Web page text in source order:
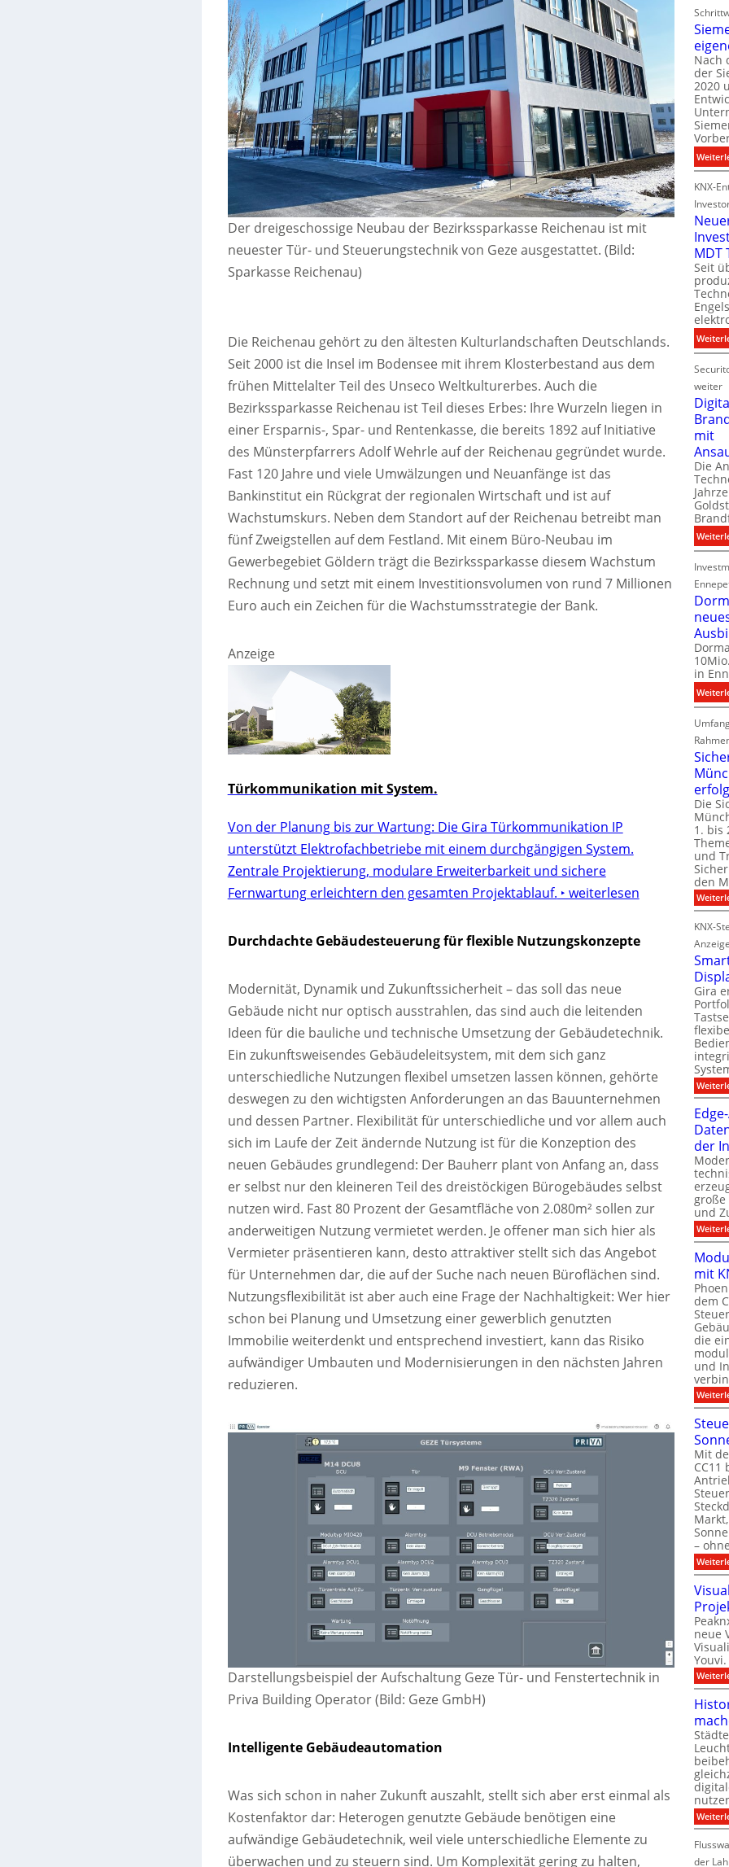
Der dreigeschossige Neubau der Bezirkssparkasse Reichenau ist mit
neuester Tür- und Steuerungstechnik von Geze ausgestattet. (Bild:
Sparkasse Reichenau)
Die Reichenau gehört zu den ältesten Kulturlandschaften Deutschlands.
Seit 2000 ist die Insel im Bodensee mit ihrem Klosterbestand aus dem
frühen Mittelalter Teil des Unseco Weltkulturerbes. Auch die
Bezirkssparkasse Reichenau ist Teil dieses Erbes: Ihre Wurzeln liegen in
einer Ersparnis-, Spar- und Rentenkasse, die bereits 1892 auf Initiative
des Münsterpfarrers Adolf Wehrle auf der Reichenau gegründet wurde.
Fast 120 Jahre und viele Umwälzungen und Neuanfänge ist das
Bankinstitut ein Rückgrat der regionalen Wirtschaft und ist auf
Wachstumskurs. Neben dem Standort auf der Reichenau betreibt man
fünf Zweigstellen auf dem Festland. Mit einem Büro-Neubau im
Gewerbegebiet Göldern trägt die Bezirkssparkasse diesem Wachstum
Rechnung und setzt mit einem Investitionsvolumen von rund 7 Millionen
Euro auch ein Zeichen für die Wachstumsstrategie der Bank.
Anzeige
Türkommunikation mit System.
Von der Planung bis zur Wartung: Die Gira Türkommunikation IP
unterstützt Elektrofachbetriebe mit einem durchgängigen System.
Zentrale Projektierung, modulare Erweiterbarkeit und sichere
Fernwartung erleichtern den gesamten Projektablauf. ‣ weiterlesen
Durchdachte Gebäudesteuerung für flexible Nutzungskonzepte
Modernität, Dynamik und Zukunftssicherheit – das soll das neue
Gebäude nicht nur optisch ausstrahlen, das sind auch die leitenden
Ideen für die bauliche und technische Umsetzung der Gebäudetechnik.
Ein zukunftsweisendes Gebäudeleitsystem, mit dem sich ganz
unterschiedliche Nutzungen flexibel umsetzen lassen können, gehörte
deswegen zu den wichtigsten Anforderungen an das Bauunternehmen
und dessen Partner. Flexibilität für unterschiedliche und vor allem auch
sich im Laufe der Zeit ändernde Nutzung ist für die Konzeption des
neuen Gebäudes grundlegend: Der Bauherr plant von Anfang an, dass
er selbst nur den kleineren Teil des dreistöckigen Bürogebäudes selbst
nutzen wird. Fast 80 Prozent der Gesamtfläche von 2.080m² sollen zur
anderweitigen Nutzung vermietet werden. Je offener man sich hier als
Vermieter präsentieren kann, desto attraktiver stellt sich das Angebot
für Unternehmen dar, die auf der Suche nach neuen Büroflächen sind.
Nutzungsflexibilität ist aber auch eine Frage der Nachhaltigkeit: Wer hier
schon bei Planung und Umsetzung einer gewerblich genutzten
Immobilie weiterdenkt und entsprechend investiert, kann das Risiko
aufwändiger Umbauten und Modernisierungen in den nächsten Jahren
reduzieren.
Darstellungsbeispiel der Aufschaltung Geze Tür- und Fenstertechnik in
Priva Building Operator (Bild: Geze GmbH)
Intelligente Gebäudeautomation
Was sich schon in naher Zukunft auszahlt, stellt sich aber erst einmal als
Kostenfaktor dar: Heterogen genutzte Gebäude benötigen eine
aufwändige Gebäudetechnik, weil viele unterschiedliche Elemente zu
überwachen und zu steuern sind. Um Komplexität gering zu halten,
l
e
c
t
g
s
t
c
i
k
f
r
i
g
i
t
l
P
d
t
a
t
Nach
der
2020
KNX-
MDT
Seit
weiter
mit
Die
in
Die
1. bis
und
den
KNX-
Anzeige
Gira
der
große
und
mit
dem
die
und
Mit
CC11
–
neue
Youvi.
der